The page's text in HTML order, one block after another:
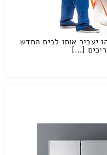
יעביר אותו לבית החדש
[…]